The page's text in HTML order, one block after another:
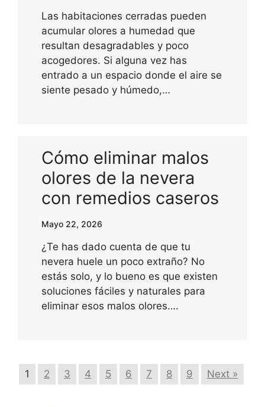
Las habitaciones cerradas pueden
acumular olores a humedad que
resultan desagradables y poco
acogedores. Si alguna vez has
entrado a un espacio donde el aire se
siente pesado y húmedo,…
Cómo eliminar malos
olores de la nevera
con remedios caseros
Mayo 22, 2026
¿Te has dado cuenta de que tu
nevera huele un poco extraño? No
estás solo, y lo bueno es que existen
soluciones fáciles y naturales para
eliminar esos malos olores….
1 2 3 4 5 6 7 8 9 Next »